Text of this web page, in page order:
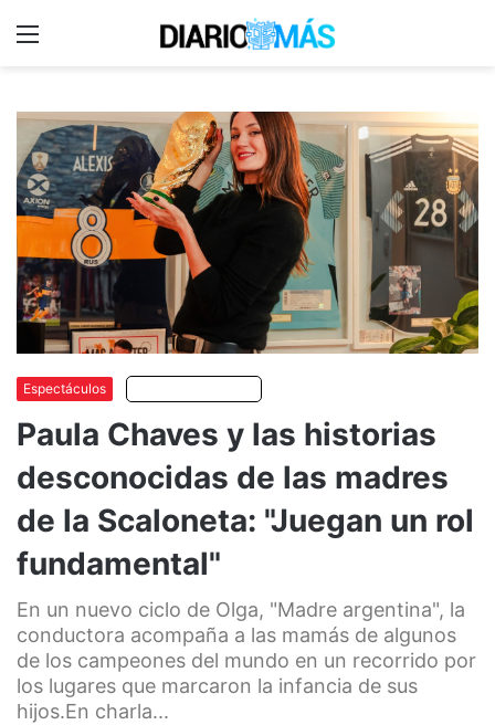
Espectáculos
Paula Chaves y las historias
desconocidas de las madres
de la Scaloneta: "Juegan un rol
fundamental"
En un nuevo ciclo de Olga, "Madre argentina", la
conductora acompaña a las mamás de algunos
de los campeones del mundo en un recorrido por
los lugares que marcaron la infancia de sus
hijos.En charla...